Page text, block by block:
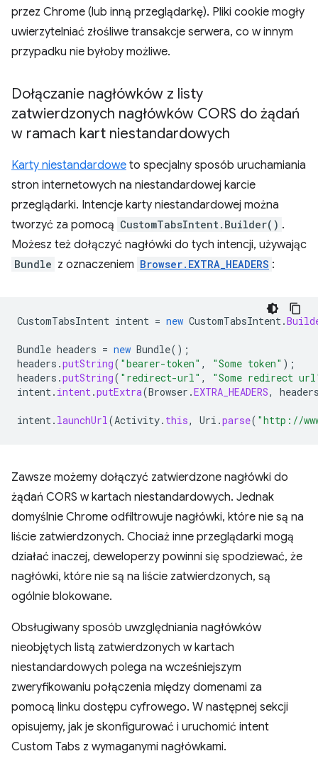
przez Chrome (lub inną przeglądarkę). Pliki cookie mogły
uwierzytelniać złośliwe transakcje serwera, co w innym
przypadku nie byłoby możliwe.
Dołączanie nagłówków z listy
zatwierdzonych nagłówków CORS do żądań
w ramach kart niestandardowych
Karty niestandardowe to specjalny sposób uruchamiania
stron internetowych na niestandardowej karcie
przeglądarki. Intencje karty niestandardowej można
tworzyć za pomocą CustomTabsIntent.Builder() .
Możesz też dołączyć nagłówki do tych intencji, używając
Bundle z oznaczeniem Browser.EXTRA_HEADERS :
CustomTabsIntent intent = new CustomTabsIntent.
Bundle headers = new Bundle();
headers .putString( "bearer-token" , "Some token" );
headers .putString( "redirect-url" ,
"Some redirect
intent. intent.putExtra(Browser .EXTRA_HEADERS,
intent. launchUrl(Activity. this, Uri .parse( "http://
Zawsze możemy dołączyć zatwierdzone nagłówki do
żądań CORS w kartach niestandardowych. Jednak
domyślnie Chrome odfiltrowuje nagłówki, które nie są na
liście zatwierdzonych. Chociaż inne przeglądarki mogą
działać inaczej, deweloperzy powinni się spodziewać, że
nagłówki, które nie są na liście zatwierdzonych, są
ogólnie blokowane.
Obsługiwany sposób uwzględniania nagłówków
nieobjętych listą zatwierdzonych w kartach
niestandardowych polega na wcześniejszym
zweryfikowaniu połączenia między domenami za
pomocą linku dostępu cyfrowego. W następnej sekcji
opisujemy, jak je skonfigurować i uruchomić intent
Custom Tabs z wymaganymi nagłówkami.